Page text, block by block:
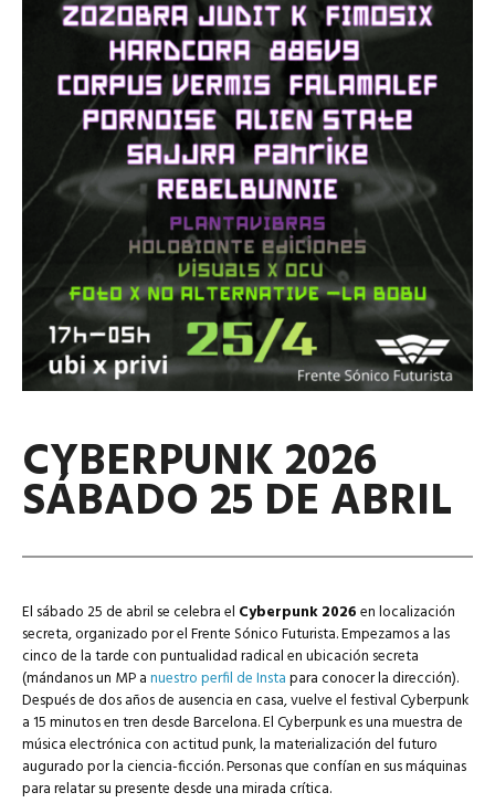
CYBERPUNK 2026
SÁBADO 25 DE ABRIL
El sábado 25 de abril se celebra el Cyberpunk 2026en localización
secreta, organizado por el Frente Sónico Futurista. Empezamos a las
cinco de la tarde con puntualidad radical en ubicación secreta
(mándanos un MP anuestro perfil de Instapara conocer la dirección).
Después de dos años de ausencia en casa, vuelve el festival Cyberpunk
a 15 minutos en tren desde Barcelona. El Cyberpunk es una muestra de
música electrónica con actitud punk, la materialización del futuro
augurado por la ciencia-ficción. Personas que confían en sus máquinas
para relatar su presente desde una mirada crítica.